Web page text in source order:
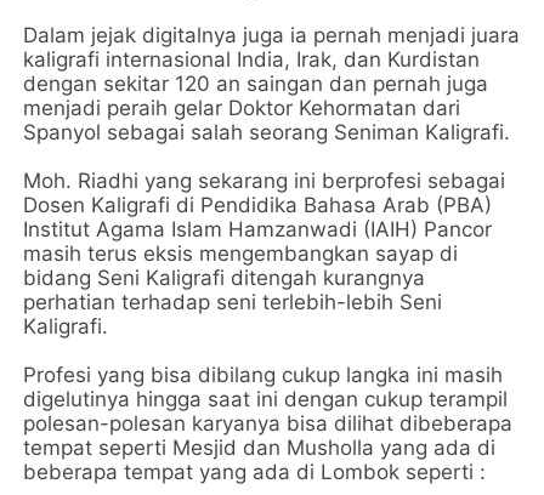
Dalam jejak digitalnya juga ia pernah menjadi juara
kaligrafi internasional India, Irak, dan Kurdistan
dengan sekitar 120 an saingan dan pernah juga
menjadi peraih gelar Doktor Kehormatan dari
Spanyol sebagai salah seorang Seniman Kaligrafi.
Moh. Riadhi yang sekarang ini berprofesi sebagai
Dosen Kaligrafi di Pendidika Bahasa Arab (PBA)
Institut Agama Islam Hamzanwadi (IAIH) Pancor
masih terus eksis mengembangkan sayap di
bidang Seni Kaligrafi ditengah kurangnya
perhatian terhadap seni terlebih-lebih Seni
Kaligrafi.
Profesi yang bisa dibilang cukup langka ini masih
digelutinya hingga saat ini dengan cukup terampil
polesan-polesan karyanya bisa dilihat dibeberapa
tempat seperti Mesjid dan Musholla yang ada di
beberapa tempat yang ada di Lombok seperti :